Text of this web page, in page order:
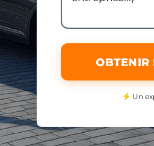
OBTENIR
Un